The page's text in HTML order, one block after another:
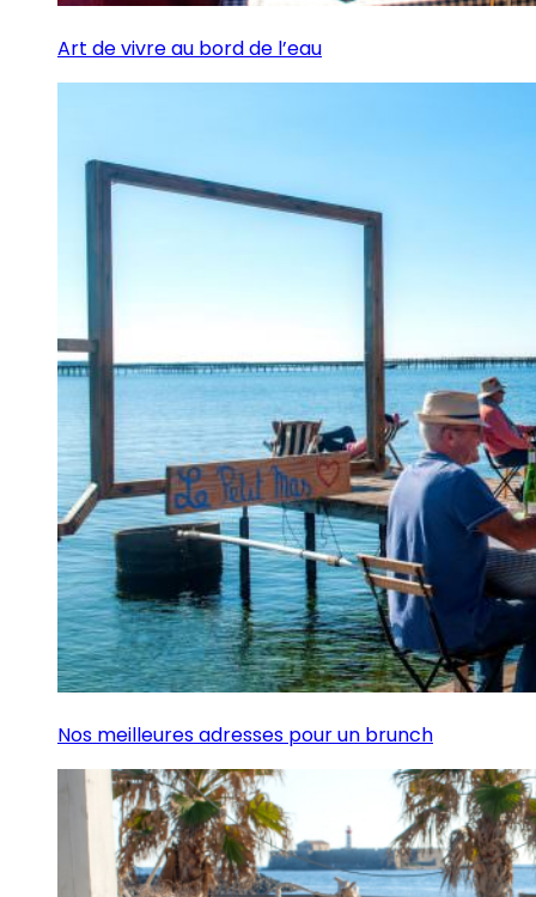
Art de vivre au bord de l’eau
Nos meilleures adresses pour un brunch